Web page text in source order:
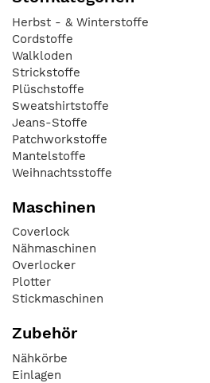
Herbst - & Winterstoffe
Cordstoffe
Walkloden
Strickstoffe
Plüschstoffe
Sweatshirtstoffe
Jeans-Stoffe
Patchworkstoffe
Mantelstoffe
Weihnachtsstoffe
Maschinen
Coverlock
Nähmaschinen
Overlocker
Plotter
Stickmaschinen
Zubehör
Nähkörbe
Einlagen